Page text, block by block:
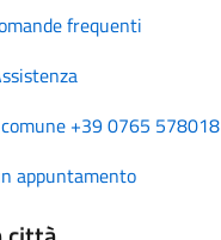
frequenti
+39 0765 578018
appuntamento